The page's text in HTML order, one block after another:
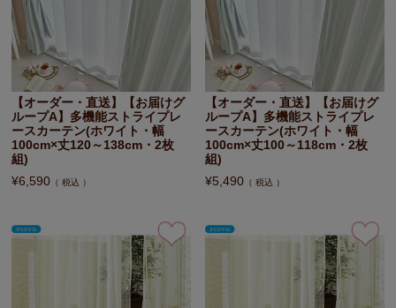
【オーダー・直送】【お届けグ
ループA】多機能ストライプレ
ースカーテン(ホワイト・幅
100cm×丈120～138cm・2枚
組)
¥6,590 税込
【オーダー・直送】【お届けグ
ループA】多機能ストライプレ
ースカーテン(ホワイト・幅
100cm×丈100～118cm・2枚
組)
¥5,490 税込